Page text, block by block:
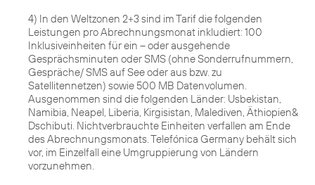
4) In den Weltzonen 2+3 sind im Tarif die folgenden
Leistungen pro Abrechnungsmonat inkludiert: 100
Inklusiveinheiten für ein – oder ausgehende
Gesprächsminuten oder SMS (ohne Sonderrufnummern,
Gespräche/ SMS auf See oder aus bzw. zu
Satellitennetzen) sowie 500 MB Datenvolumen.
Ausgenommen sind die folgenden Länder: Usbekistan,
Namibia, Neapel, Liberia, Kirgisistan, Malediven, Äthiopien&
Dschibuti. Nichtverbrauchte Einheiten verfallen am Ende
des Abrechnungsmonats. Telefónica Germany behält sich
vor, im Einzelfall eine Umgruppierung von Ländern
vorzunehmen.